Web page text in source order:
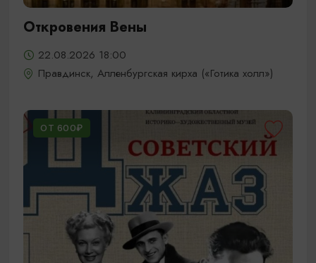
Откровения Вены
22.08.2026 18:00
Правдинск, Алленбургская кирха («Готика холл»)
ОТ 600₽